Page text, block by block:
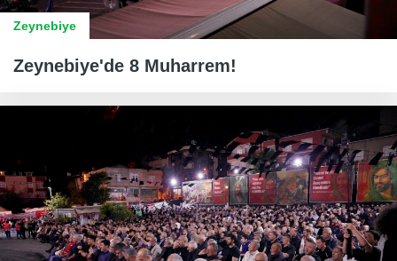
Zeynebiye
Zeynebiye'de 8 Muharrem!